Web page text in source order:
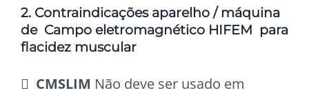
2. Contraindicações aparelho / máquina
de Campo eletromagnético HIFEM para
flacidez muscular
 CMSLIM Não deve ser usado em